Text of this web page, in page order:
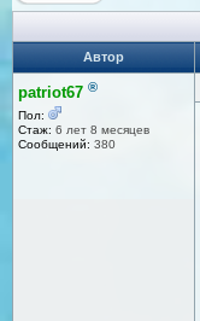
Автор
patriot67 ®
Пол:
Стаж: 6 лет 8 месяцев
Сообщений: 380